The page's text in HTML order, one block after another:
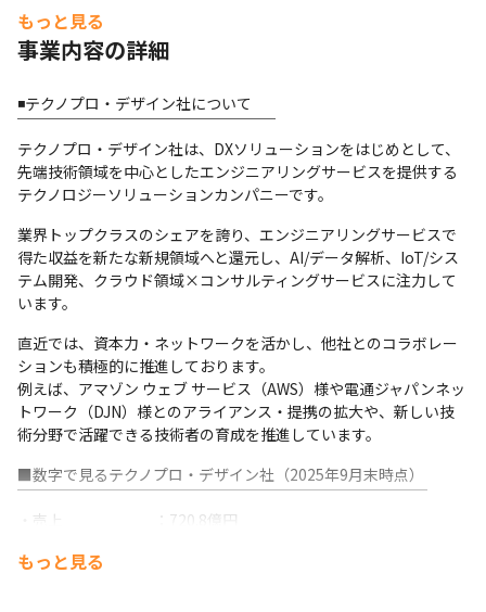
方の両立
■職種チェンジも可能な「自己実現制度」❗
公募によって選ばれた社員に対し通常の予算や権限を越え
て自己実現をサポートします！
過去には「機械設計エンジニアからデータサイエンティス
ト」という事例もあり
ゼロからデータサイエンティストとして稼働するまで会社
が全面的にバックアップしました。
『技術力上位エンジニア～に聞く～新人エンジニアが聞きたい10
の質問』
もっと見る
事業内容の詳細
◾️テクノプロ・デザイン社について
￣￣￣￣￣￣￣￣￣￣￣￣￣￣￣￣￣
テクノプロ・デザイン社は、DXソリューションをはじめとして、
先端技術領域を中心としたエンジニアリングサービスを提供する
テクノロジーソリューションカンパニーです。
業界トップクラスのシェアを誇り、エンジニアリングサービスで
得た収益を新たな新規領域へと還元し、AI/データ解析、IoT/シス
テム開発、クラウド領域×コンサルティングサービスに注力して
います。
直近では、資本力・ネットワークを活かし、他社とのコラボレー
ションも積極的に推進しております。
例えば、アマゾン ウェブ サービス（AWS）様や電通ジャパンネッ
トワーク（DJN）様とのアライアンス・提携の拡大や、新しい技
術分野で活躍できる技術者の育成を推進しています。
■数字で見るテクノプロ・デザイン社（2025年9月末時点）
￣￣￣￣￣￣￣￣￣￣￣￣￣￣￣￣￣￣￣￣￣￣￣￣￣￣￣
・売上　　　　　　：720.8億円
・拠点数（国内）　：本社、営業拠点32、受託開発センター11
もっと見る